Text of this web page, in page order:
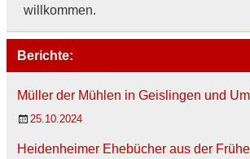
willkommen.
Berichte:
Müller der Mühlen in Geislingen und
25.10.2024
Heidenheimer Ehebücher aus der